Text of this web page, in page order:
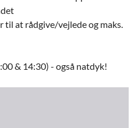
at rådgive/vejlede og maks.
& 14:30) - også natdyk!